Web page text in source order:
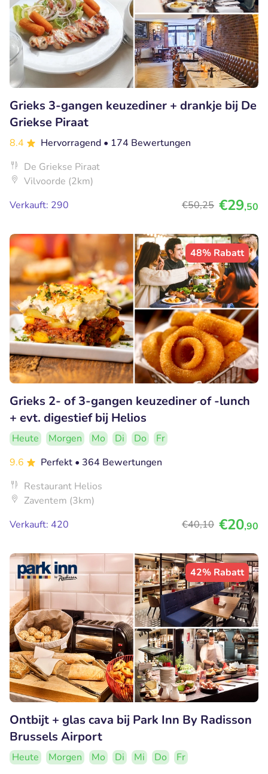
Grieks 3-gangen keuzediner + drankje bij De
Griekse Piraat
8.4 Hervorragend • 174 Bewertungen
De Griekse Piraat
Vilvoorde (2km)
Verkauft: 290
€50,25 €29,50
48% Rabatt
Grieks 2- of 3-gangen keuzediner of -lunch
+ evt. digestief bij Helios
Heute Morgen Mo Di Do
Fr
9.6
Perfekt • 364 Bewertungen
Restaurant Helios
Zaventem (3km)
Verkauft: 420
€40,10 €20,90
42% Rabatt
Ontbijt + glas cava bij Park Inn By Radisson
Brussels Airport
Heute Morgen Mo Di Mi Do
Fr